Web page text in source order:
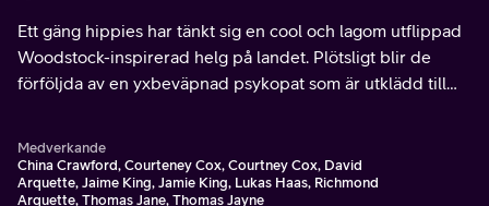
Ett gäng hippies har tänkt sig en cool och lagom utflippad
Woodstock-inspirerad helg på landet. Plötsligt blir de
förföljda av en yxbeväpnad psykopat som är utklädd till
Medverkande
China Crawford, Courteney Cox, Courtney Cox, David
Arquette, Jaime King, Jamie King, Lukas Haas, Richmond
Arquette, Thomas Jane, Thomas Jayne